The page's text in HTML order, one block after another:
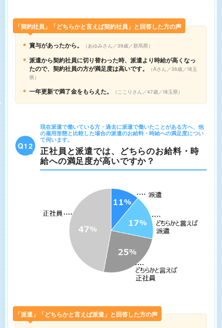
「契約社員」「どちらかと言えば契約社員」と回答した方の声
賞与があったから。 あゆみさん／39歳／群馬県
派遣から契約社員に切り替わった時、派遣より時給が高くなっ
たので、契約社員の方が満足度は高いです。
Aさん／36歳／埼玉
県
一年更新で満了金をもらえた。 ここりさん／47歳／埼玉県
Q12
現在派遣で働いている方・過去に派遣で働いたことがある方へ、他
の雇用形態と比較した場合の派遣のお給料・時給への満足度につい
て伺います。
正社員と派遣では、どちらのお給料・時
給への満足度が高いですか？
「派遣」「どちらかと言えば派遣」と回答した方の声